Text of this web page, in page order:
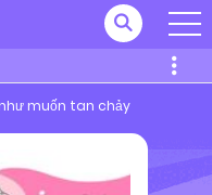
muốn tan chảy